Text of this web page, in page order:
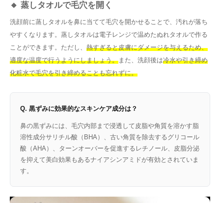
🔸 蒸しタオルで毛穴を開く
洗顔前に蒸しタオルを鼻に当てて毛穴を開かせることで、汚れが落ち
やすくなります。蒸しタオルは電子レンジで温めたぬれタオルで作る
ことができます。ただし、 熱すぎると皮膚にダメージを与えるため、
適度な温度で行うようにしましょう。また、洗顔後は冷水や引き締め
化粧水で毛穴を引き締めることも忘れずに。
Q. 黒ずみに効果的なスキンケア成分は？
鼻の黒ずみには、毛穴内部まで浸透して皮脂や角質を溶かす脂
溶性成分サリチル酸（BHA）、古い角質を除去するグリコール
酸（AHA）、ターンオーバーを促進するレチノール、皮脂分泌
を抑えて美白効果もあるナイアシンアミドが有効とされていま
す。